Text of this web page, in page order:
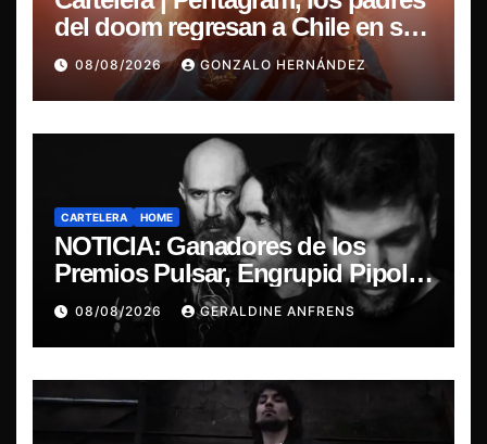
del doom regresan a Chile en su
última misa
08/08/2026 GONZALO HERNÁNDEZ
CARTELERA HOME
NOTICIA: Ganadores de los
Premios Pulsar, Engrupid Pipol
presentan show exclusivo.
08/08/2026 GERALDINE ANFRENS